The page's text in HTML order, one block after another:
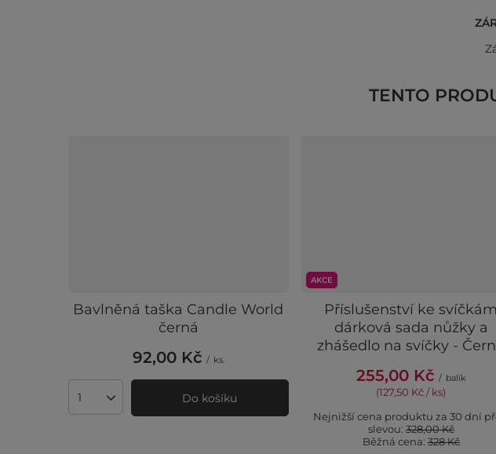
TENTO
Bavlněná taška Candle World
černá
92,00 Kč / ks.
Množství produktů Do košíku
AKCE
Příslušenství ke svíčkám
dárková sada nůžky a
zhášedlo na svíčky -
255,00 Kč / balík
(127,50 Kč / ks)
Nejnižší cena produktu za 30 dní
slevou:328,00 Kč
Běžná cena:328 Kč